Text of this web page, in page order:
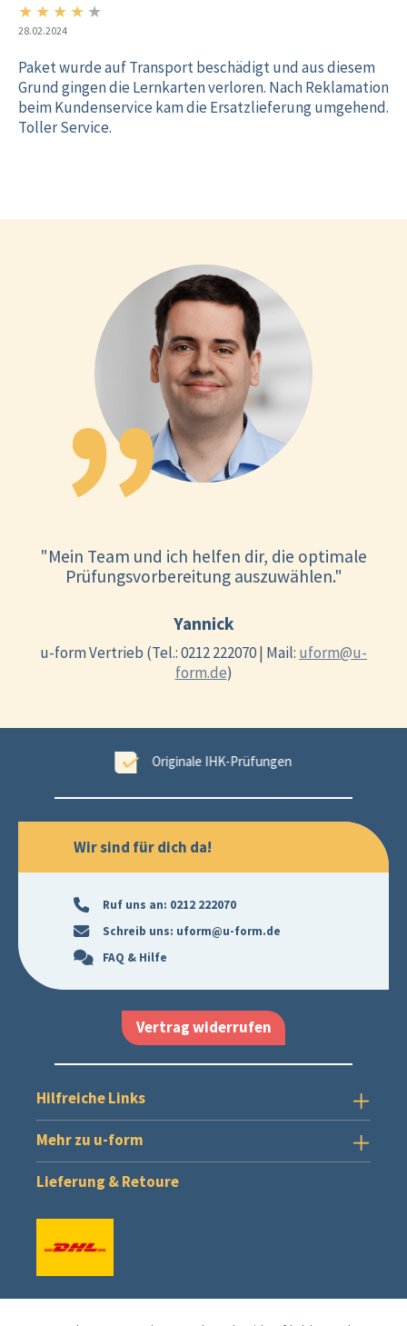
★ ★ ★ ★ ★
28.02.2024
Paket wurde auf Transport beschädigt und aus diesem
Grund gingen die Lernkarten verloren. Nach Reklamation
beim Kundenservice kam die Ersatzlieferung umgehend.
Toller Service.
"Mein Team und ich helfen dir, die optimale
Prüfungsvorbereitung auszuwählen."
Yannick
u-form Vertrieb (Tel.: 0212 222070 | Mail: uform@u-
form.de)
99,6 % Erfolgsgarantie
Wir sind für dich da!
Ruf uns an: 0212 222070
Schreib uns: uform@u-form.de
FAQ & Hilfe
Vertrag widerrufen
Hilfreiche Links
Mehr zu u-form
Lieferung & Retoure